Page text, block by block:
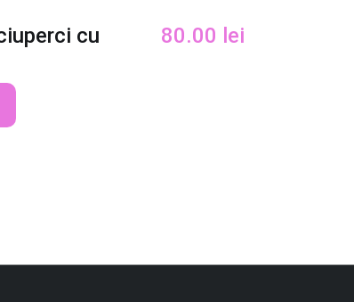
cu
80.00 lei